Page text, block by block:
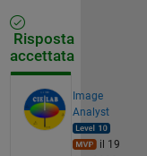
Risposta
accettata
Image
Analyst
il 19